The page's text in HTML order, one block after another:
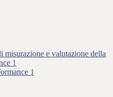
misurazione e valutazione della
1
1